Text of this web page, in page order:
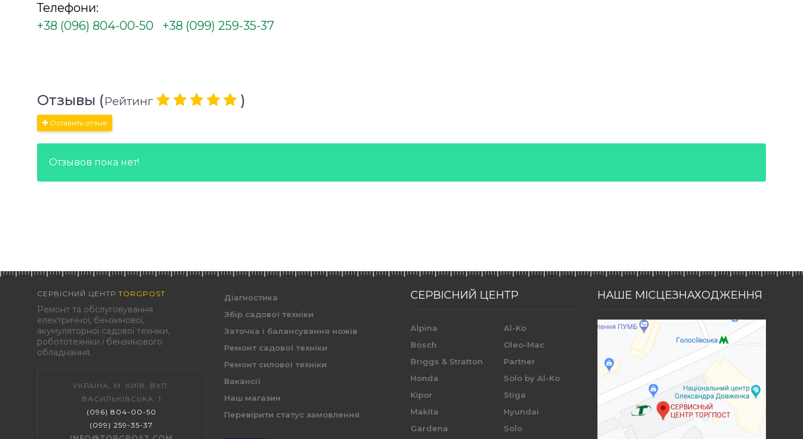
Телефони:
+38 (096) 804-00-50
+38 (099) 259-35-37
Отзывы (Рейтинг )
Оставить отзыв
Отзывов пока нет!
СЕРВІСНИЙ ЦЕНТР TORGPOST
Ремонт та обслуговування
електричної, бензинової,
акумуляторної садової техніки,
робототехніки і бензинового
обладнання.
УКРАЇНА, М. КИЇВ, ВУЛ.
ВАСИЛЬКІВСЬКА, 1
(096) 804-00-50
(099) 259-35-37
Діагностика
Збір садової техніки
Заточка і балансування ножів
Ремонт садової техніки
Ремонт силової техніки
Вакансії
Наш магазин
Перевірити статус замовлення
СЕРВІСНИЙ ЦЕНТР
Alpina
Bosch
Briggs & Stratton
Honda
Kipor
Makita
Gardena
Al-Ko
Oleo-Mac
Partner
Solo by Al-Ko
Stiga
Hyundai
Solo
НАШЕ МІСЦЕЗНАХОДЖЕННЯ